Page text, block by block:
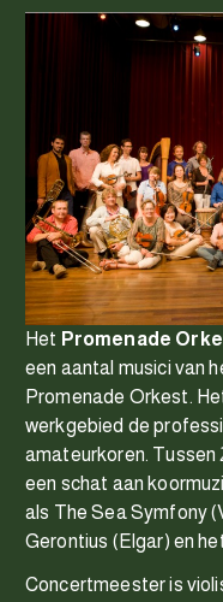
Het Promenade
een aantal musici van
Promenade Orkest.
werkgebied de
amateurkoren. Tussen
een schat aan
als The Sea Symfony
Gerontius (Elgar) en
Concertmeester is